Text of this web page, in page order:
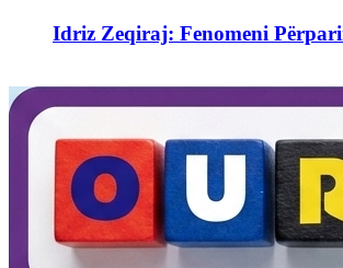
Idriz Zeqiraj: Fenomeni